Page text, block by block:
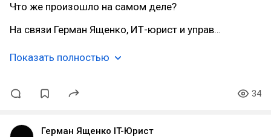
Что же произошло на самом деле?
На связи Герман Ященко, ИТ-юрист и управ…
Показать полностью
34
Герман Ященко IT-Юрист